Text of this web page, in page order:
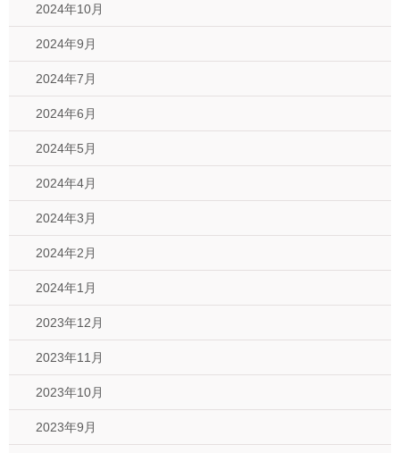
2024年10月
2024年9月
2024年7月
2024年6月
2024年5月
2024年4月
2024年3月
2024年2月
2024年1月
2023年12月
2023年11月
2023年10月
2023年9月